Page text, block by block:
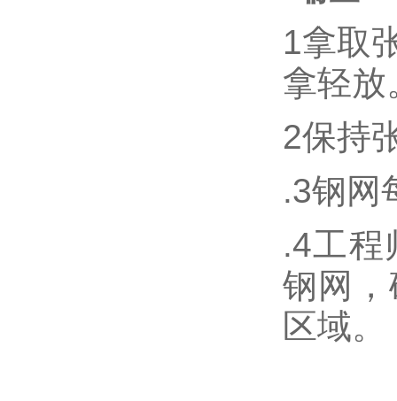
1拿取
拿轻放
2保持
.3钢网
.4工程
钢网
区域。